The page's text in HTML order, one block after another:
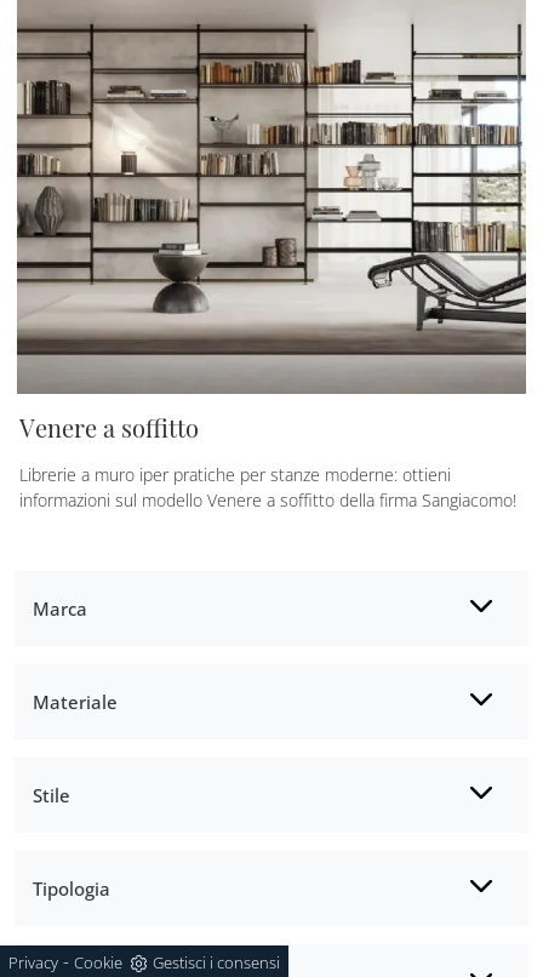
Marca
Materiale
Stile
Tipologia
Venere a soffitto
Librerie a muro iper pratiche per stanze moderne: ottieni
informazioni sul modello Venere a soffitto della firma Sangiacomo!
Privacy - Cookie Gestisci i consensi